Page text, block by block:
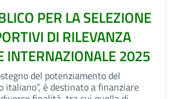
PER LA SELEZIONE
DI RILEVANZA
INTERNAZIONALE 2025
del potenziamento del
italiano”, è destinato a finanziare